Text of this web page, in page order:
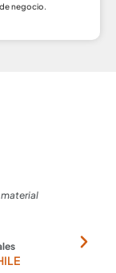
negocio.
material